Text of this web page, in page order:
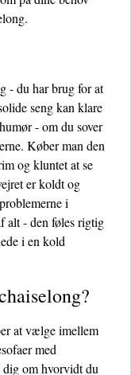
- du har brug for at
seng kan klare
- om du sover
Køber man den
og kluntet at se
er koldt og
i
alt - den føles rigtig
i en kold
at vælge imellem
med
dig om hvorvidt du